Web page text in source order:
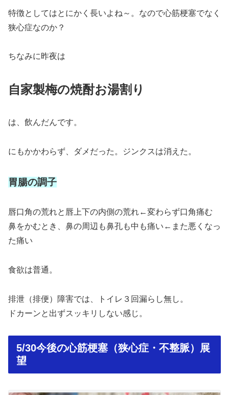
特徴としてはとにかく長いよね～。なので心筋梗塞でなく
狭心症なのか？
ちなみに昨夜は
自家製梅の焼酎お湯割り
は、飲んだんです。
にもかかわらず、ダメだった。ジンクスは消えた。
胃腸の調子
唇口角の荒れと唇上下の内側の荒れ←変わらず口角痛む
鼻をかむとき、鼻の周辺も鼻孔も中も痛い←また悪くなっ
た痛い
食欲は普通。
排泄（排便）障害では、トイレ３回漏らし無し。
ドカーンと出ずスッキリしない感じ。
5/30今後の心筋梗塞（狭心症・不整脈）展
望